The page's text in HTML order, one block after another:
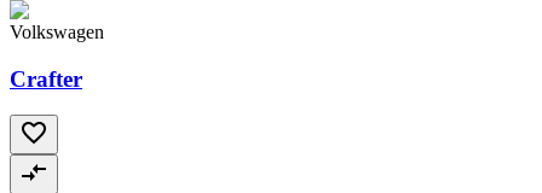
Volkswagen
Crafter